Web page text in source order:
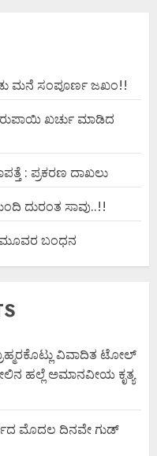
ಮನೆ ಸಂಪೂರ್ಣ ಜಖಂ!!
ಖರ್ಚು ಮಾಡಿದ
: ಪ್ರಕರಣ ದಾಖಲು
ದುರಂತ ಸಾವು..!!
ಮೂವರ ಬಂಧನ
ವಿವಾದಿತ ಟೋಲ್
ಹಲ್ಲೆ ಅಮಾನವೀಯ ಕೃತ್ಯ
ಮೊದಲ ದಿನವೇ ಗುಡ್